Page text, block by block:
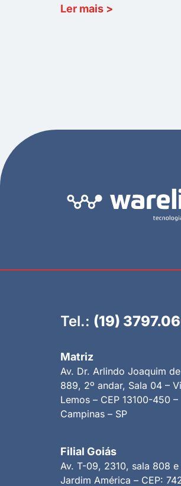
Ler mais >
Tel.: (19)
Matriz
Av. Dr. Arlindo Joaquim
889, 2º andar, Sala 04 –
Lemos – CEP 13100-450 –
Campinas – SP
Filial Goiás
Av. T-09, 2310, sala 808 e
Jardim América – CEP: